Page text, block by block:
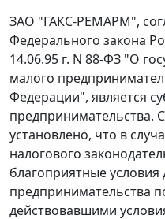
ЗАО "ГАКС-РЕМАРМ",
Федерального закона
14.06.95 г. N 88-ФЗ "О
малого
Федерации", является
предпринимательства.
установлено, что в
налогового
благоприятные условия
предпринимательства
действовавшими